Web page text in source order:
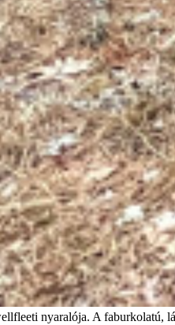
nyaralója. A faburkolatú,